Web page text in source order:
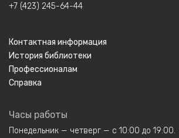
+7 (423) 245-64-44
Контактная информация
История библиотеки
Профессионалам
Справка
Часы работы
Понедельник — четверг — с 10:00 до 19:00.